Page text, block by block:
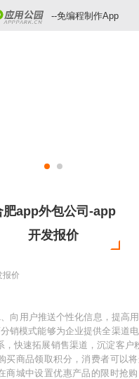
--免编程制作App
肥app外包公司-app
开发报价
报价
向用户推送个性化信息，提高
销模式能够为企业提供全渠道
，快速拓展销售渠道，沉淀客户
买商品领取积分，消费者可以
商城中设置优惠产品的限时抢